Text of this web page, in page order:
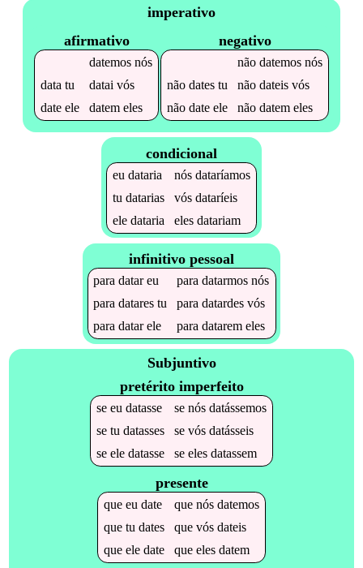
imperativo
afirmativo
datemosnós
data tu datai vós
dateele datemeles
negativo
não datemosnós
não datestu não dateisvós
não dateele não datemeles
condicional
eu dataria nós dataríamos
tu datarias vós dataríeis
ele dataria eles datariam
infinitivo pessoal
paradatareu paradatarmos nós
paradatares tu paradatardes vós
paradatarele paradatarem eles
Subjuntivo
pretérito imperfeito
se eu datasse se nós datássemos
se tu datasses se vós datásseis
se ele datasse se eles datassem
presente
que eu date que nós datemos
que tu dates que vós dateis
que ele date que eles datem